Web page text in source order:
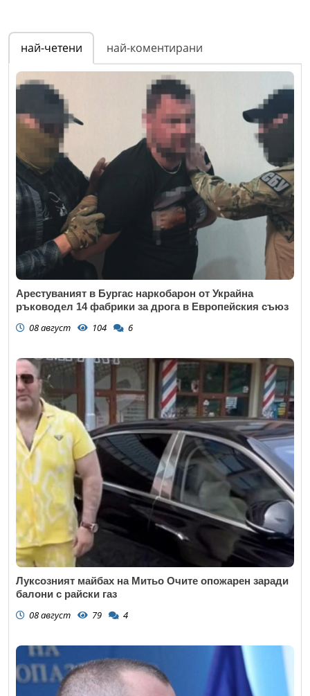
най-четени най-коментирани
Арестуваният в Бургас наркобарон от Украйна
ръководел 14 фабрики за дрога в Европейския съюз
08 август 104 6
Луксозният майбах на Митьо Очите опожарен заради
балони с райски газ
08 август 79 4